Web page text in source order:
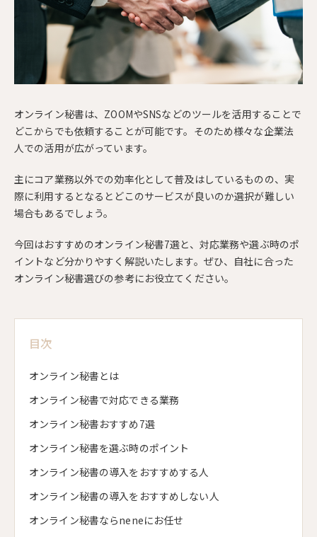
オンライン秘書は、ZOOMやSNSなどのツールを活用することで
どこからでも依頼することが可能です。そのため様々な企業法
人での活用が広がっています。
主にコア業務以外での効率化として普及はしているものの、実
際に利用するとなるとどこのサービスが良いのか選択が難しい
場合もあるでしょう。
今回はおすすめのオンライン秘書7選と、対応業務や選ぶ時のポ
イントなど分かりやすく解説いたします。ぜひ、自社に合った
オンライン秘書選びの参考にお役立てください。
目次
オンライン秘書とは
オンライン秘書で対応できる業務
オンライン秘書おすすめ7選
オンライン秘書を選ぶ時のポイント
オンライン秘書の導入をおすすめする人
オンライン秘書の導入をおすすめしない人
オンライン秘書ならneneにお任せ